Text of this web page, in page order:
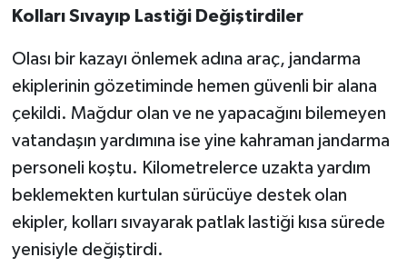
​Kolları Sıvayıp Lastiği Değiştirdiler
​Olası bir kazayı önlemek adına araç, jandarma
ekiplerinin gözetiminde hemen güvenli bir alana
çekildi. Mağdur olan ve ne yapacağını bilemeyen
vatandaşın yardımına ise yine kahraman jandarma
personeli koştu. Kilometrelerce uzakta yardım
beklemekten kurtulan sürücüye destek olan
ekipler, kolları sıvayarak patlak lastiği kısa sürede
yenisiyle değiştirdi.